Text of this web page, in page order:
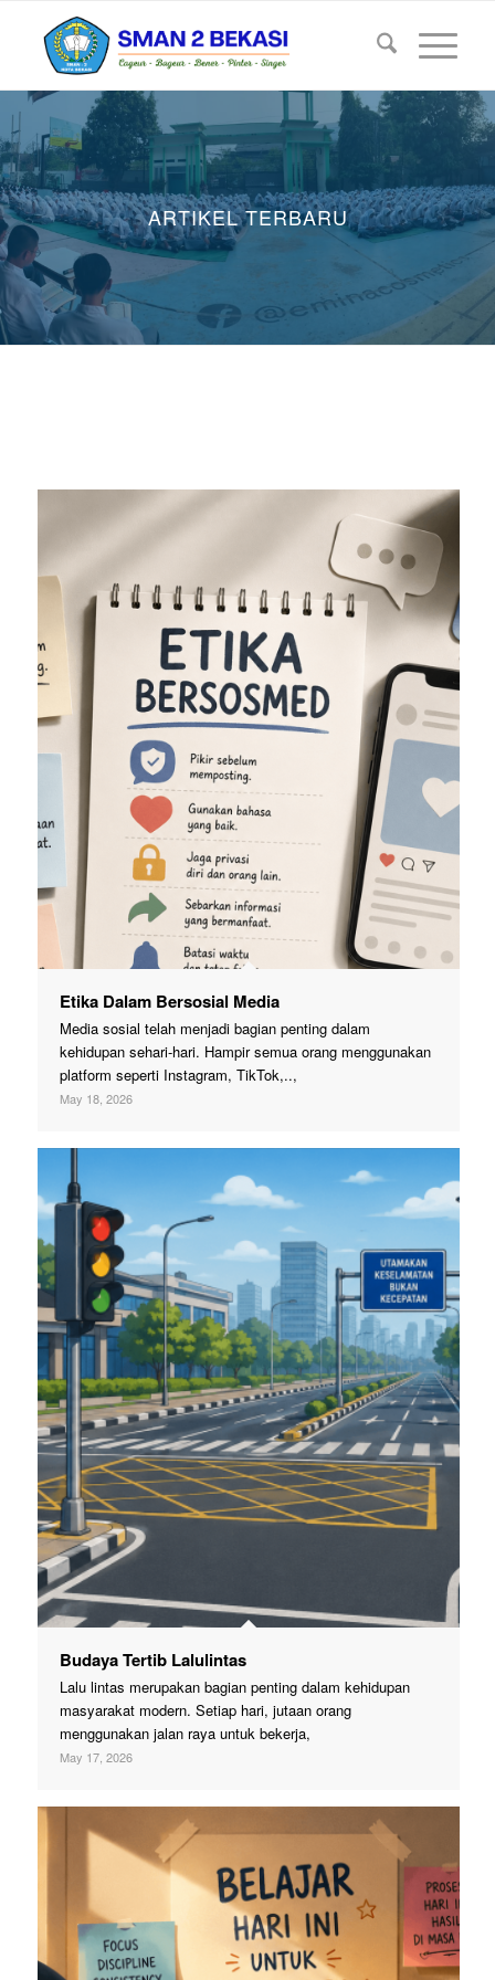
ARTIKEL TERBARU
Etika Dalam Bersosial Media
Media sosial telah menjadi bagian penting dalam
kehidupan sehari-hari. Hampir semua orang menggunakan
platform seperti Instagram, TikTok,..,
May 18, 2026
Budaya Tertib Lalulintas
Lalu lintas merupakan bagian penting dalam kehidupan
masyarakat modern. Setiap hari, jutaan orang
menggunakan jalan raya untuk bekerja,
May 17, 2026